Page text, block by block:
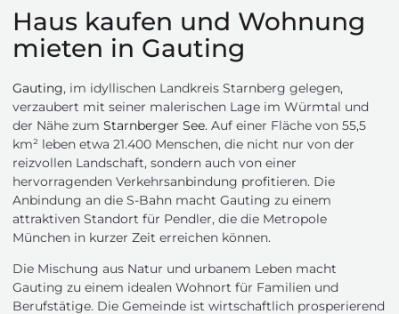
Haus kaufen und Wohnung
mieten in Gauting
Gauting, im idyllischen Landkreis Starnberg gelegen,
verzaubert mit seiner malerischen Lage im Würmtal und
der Nähe zum Starnberger See. Auf einer Fläche von 55,5
km² leben etwa 21.400 Menschen, die nicht nur von der
reizvollen Landschaft, sondern auch von einer
hervorragenden Verkehrsanbindung profitieren. Die
Anbindung an die S-Bahn macht Gauting zu einem
attraktiven Standort für Pendler, die die Metropole
München in kurzer Zeit erreichen können.
Die Mischung aus Natur und urbanem Leben macht
Gauting zu einem idealen Wohnort für Familien und
Berufstätige. Die Gemeinde ist wirtschaftlich prosperierend